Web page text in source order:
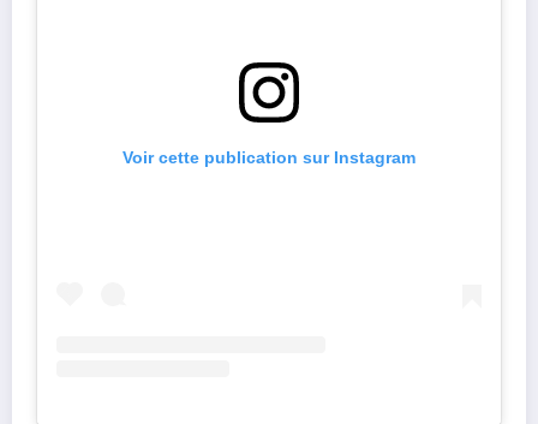
Voir cette publication sur Instagram